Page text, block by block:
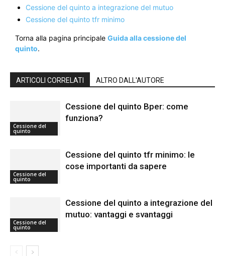
Cessione del quinto a integrazione del mutuo
Cessione del quinto tfr minimo
Torna alla pagina principale Guida alla cessione del
quinto.
ARTICOLI CORRELATI ALTRO DALL'AUTORE
Cessione del
quinto
Cessione del quinto Bper: come
funziona?
Cessione del
quinto
Cessione del quinto tfr minimo: le
cose importanti da sapere
Cessione del
quinto
Cessione del quinto a integrazione del
mutuo: vantaggi e svantaggi